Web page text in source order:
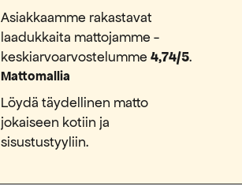
Asiakkaamme rakastavat
laadukkaita mattojamme -
keskiarvoarvostelumme4,74/5.
Mattomallia
Löydä täydellinen matto
jokaiseen kotiin ja
sisustustyyliin.